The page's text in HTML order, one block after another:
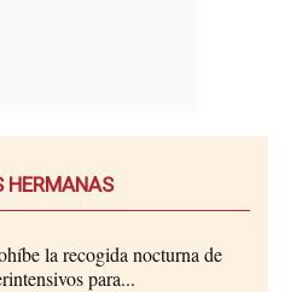
HERMANAS
la recogida nocturna de
para...